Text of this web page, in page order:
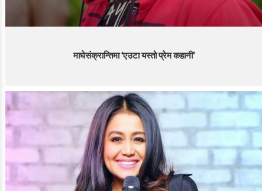
माघेसंक्रान्तिमा ‘एउटा यस्तो प्रेम कहानी’